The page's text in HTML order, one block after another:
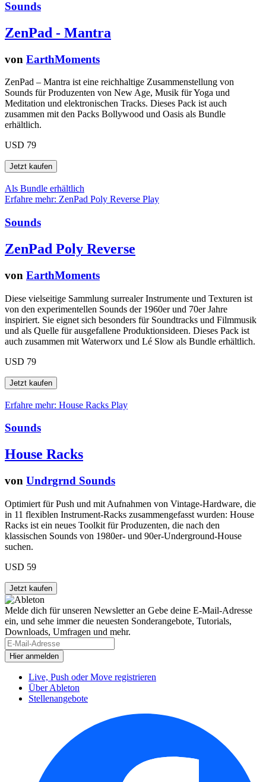
Sounds
ZenPad - Mantra
von EarthMoments
ZenPad – Mantra ist eine reichhaltige Zusammenstellung von
Sounds für Produzenten von New Age, Musik für Yoga und
Meditation und elektronischen Tracks. Dieses Pack ist auch
zusammen mit den Packs Bollywood und Oasis als Bundle
erhältlich.
USD 79
Als Bundle erhältlich
Erfahre mehr: ZenPad Poly Reverse Play
Sounds
ZenPad Poly Reverse
von EarthMoments
Diese vielseitige Sammlung surrealer Instrumente und Texturen ist
von den experimentellen Sounds der 1960er und 70er Jahre
inspiriert. Sie eignet sich besonders für Soundtracks und Filmmusik
und als Quelle für ausgefallene Produktionsideen. Dieses Pack ist
auch zusammen mit Waterworx und Lé Slow als Bundle erhältlich.
USD 79
Erfahre mehr: House Racks Play
Sounds
House Racks
von Undrgrnd Sounds
Optimiert für Push und mit Aufnahmen von Vintage-Hardware, die
in 11 flexiblen Instrument-Racks zusammengefasst wurden: House
Racks ist ein neues Toolkit für Produzenten, die nach den
klassischen Sounds von 1980er- und 90er-Underground-House
suchen.
USD 59
Melde dich für unseren Newsletter an Gebe deine E-Mail-Adresse
ein, und sehe immer die neuesten Sonderangebote, Tutorials,
Downloads, Umfragen und mehr.
Live, Push oder Move registrieren
Über Ableton
Stellenangebote